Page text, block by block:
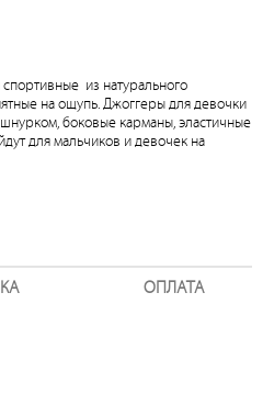
из натурального
на ощупь. Джоггеры для девочки
боковые карманы, эластичные
для мальчиков и девочек на
ОПЛАТА